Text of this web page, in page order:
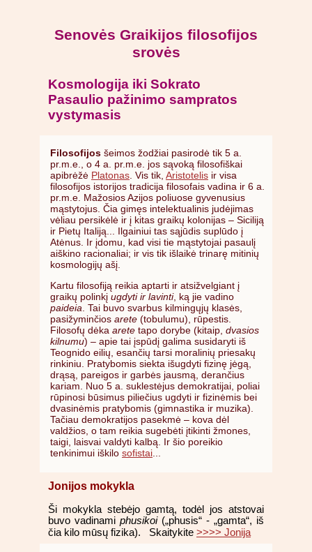
Senovės Graikijos filosofijos
srovės
Kosmologija iki Sokrato
Pasaulio pažinimo sampratos
vystymasis
Filosofijos šeimos žodžiai pasirodė tik 5 a.
pr.m.e., o 4 a. pr.m.e. jos sąvoką filosofiškai
apibrėžė Platonas . Vis tik, Aristotelis ir visa
filosofijos istorijos tradicija filosofais vadina ir 6 a.
pr.m.e. Mažosios Azijos poliuose gyvenusius
mąstytojus. Čia gimęs intelektualinis judėjimas
vėliau persikėlė ir į kitas graikų kolonijas – Siciliją
ir Pietų Italiją... Ilgainiui tas sąjūdis suplūdo į
Atėnus. Ir įdomu, kad visi tie mąstytojai pasaulį
aiškino racionaliai; ir vis tik išlaikė trinarę mitinių
kosmologijų ašį.
Kartu filosofiją reikia aptarti ir atsižvelgiant į
graikų polinkį ugdyti ir lavinti, ką jie vadino
paideia . Tai buvo svarbus kilmingųjų klasės,
pasižyminčios arete (tobulumu), rūpestis.
Filosofų dėka arete tapo dorybe (kitaip, dvasios
kilnumu) – apie tai įspūdį galima susidaryti iš
Teognido eilių, esančių tarsi moralinių priesakų
rinkiniu. Pratybomis siekta išugdyti fizinę jėgą,
drąsą, pareigos ir garbės jausmą, derančius
kariam. Nuo 5 a. suklestėjus demokratijai, poliai
rūpinosi būsimus piliečius ugdyti ir fizinėmis bei
dvasinėmis pratybomis (gimnastika ir muzika).
Tačiau demokratijos pasekmė – kova dėl
valdžios, o tam reikia sugebėti įtikinti žmones,
taigi, laisvai valdyti kalbą. Ir šio poreikio
tenkinimui iškilo sofistai
Jonijos mokykla
Ši mokykla stebėjo gamtą, todėl jos atstovai
buvo vadinami phusikoi(„phusis“ - „gamta“, iš
čia kilo mūsų fizika). Skaitykite >>>> Jonija